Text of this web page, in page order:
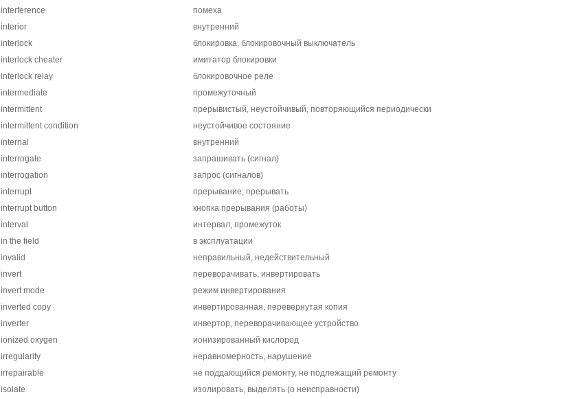
interference
помеха
interior
внутренний
interlock
блокировка, блокировочный выключатель
interlock cheater
имитатор блокировки
interlock relay
блокировочное реле
intermediate
промежуточный
intermittent
прерывистый, неустойчивый, повторяющийся периодически
intermittent condition
неустойчивое состояние
internal
внутренний
interrogate
запрашивать (сигнал)
interrogation
запрос (сигналов)
interrupt
прерывание; прерывать
interrupt button
кнопка прерывания (работы)
interval
интервал, промежуток
in the field
в эксплуатации
invalid
неправильный, недействительный
invert
переворачивать, инвертировать
invert mode
режим инвертирования
inverted copy
инвертированная, перевернутая копия
inverter
инвертор, переворачивающее устройство
ionized oxygen
ионизированный кислород
irregularity
неравномерность, нарушение
irrepairable
не поддающийся ремонту, не подлежащий ремонту
isolate
изолировать, выделять (о неисправности)